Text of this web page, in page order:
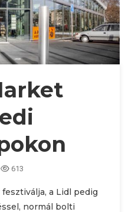
613
a Lidl pedig
normál bolti